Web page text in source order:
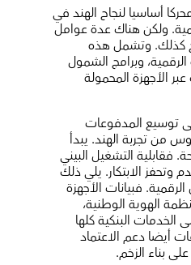
أساسيا لنجاح الهند في
ولكن هناك عدة عوامل
كذلك. وتشمل هذه
وبرامج الشمول
الأجهزة المحمولة
توسيع المدفوعات
من تجربة الهند. يبدأ
فقابلية التشغيل البيني
وتحفز الابتكار. يلي ذلك
فبيانات الأجهزة
الهوية الوطنية،
البنكية كلها
أيضا دعم الاعتماد
بناء الزخم.